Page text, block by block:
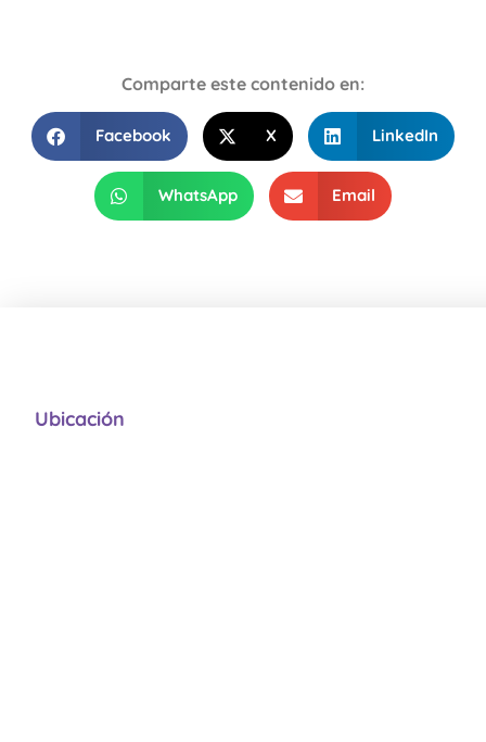
Comparte este contenido en:
Facebook X LinkedIn
WhatsApp Email
Ubicación